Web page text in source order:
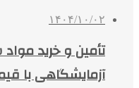
۱۴۰۴/۱۰/۰۲
تأمین و خرید
آزمایشگاهی با